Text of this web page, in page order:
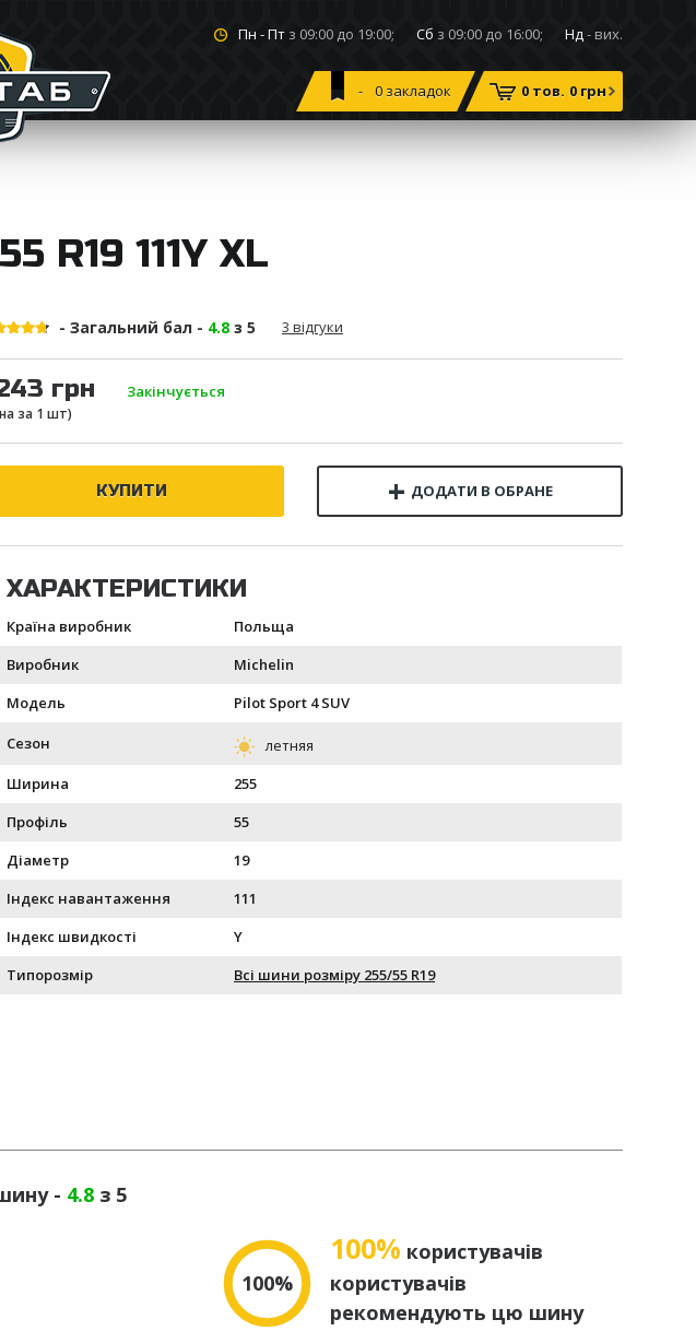
Пн - Пт з 09:00 до 19:00; Сб з 09:00 до 16:00; Нд- вих.
0закладок 0 тов. 0 грн
R19 111Y XL
- Загальний бал - 4.8 з 5 3 відгуки
грн Закінчується
Країна виробник
Польща
Виробник
Michelin
Модель
Pilot Sport 4 SUV
Сезон
Ширина
255
Профіль
55
Діаметр
19
Індекс навантаження
111
Індекс швидкості
Y
Типорозмір
Всі шини розміру 255/55 R19
- 4.8 з 5
100%
100% користувачів
користувачів
рекомендують цю шину